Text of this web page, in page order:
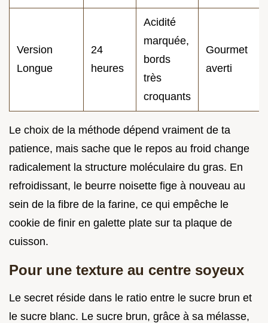
Version
Longue
24
heures
Acidité
marquée,
bords
très
croquants
Gourmet
averti
Le choix de la méthode dépend vraiment de ta
patience, mais sache que le repos au froid change
radicalement la structure moléculaire du gras. En
refroidissant, le beurre noisette fige à nouveau au
sein de la fibre de la farine, ce qui empêche le
cookie de finir en galette plate sur ta plaque de
cuisson.
Pour une texture au centre soyeux
Le secret réside dans le ratio entre le sucre brun et
le sucre blanc. Le sucre brun, grâce à sa mélasse,